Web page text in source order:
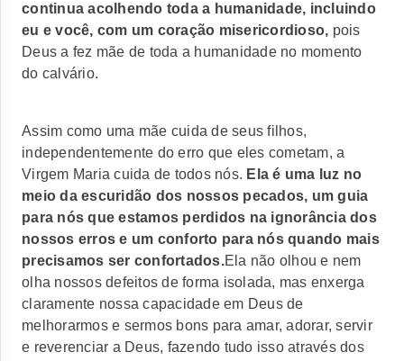
continua acolhendo toda a humanidade, incluindo
eu e você, com um coração misericordioso, pois
Deus a fez mãe de toda a humanidade no momento
do calvário.
Assim como uma mãe cuida de seus filhos,
independentemente do erro que eles cometam, a
Virgem Maria cuida de todos nós. Ela é uma luz no
meio da escuridão dos nossos pecados, um guia
para nós que estamos perdidos na ignorância dos
nossos erros e um conforto para nós quando mais
precisamos ser confortados.Ela não olhou e nem
olha nossos defeitos de forma isolada, mas enxerga
claramente nossa capacidade em Deus de
melhorarmos e sermos bons para amar, adorar, servir
e reverenciar a Deus, fazendo tudo isso através dos